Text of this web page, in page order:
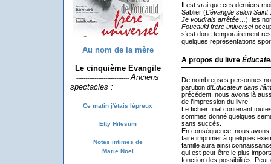
Au nom de la mère
Le cinquième Evangile
-----------------------------Anciens
spectacles : ----------------------------
-
Ce matin j'étais lépreux
Etty Hilesum
Notes intimes de
Marie Noël
Il est vrai que ces derniers
Sablier (L’évangile selon
Je voudrais arrêtée…), les
Foucauld frère universel
s’est donc temporairement
quelques représentations
A propos du livre
De nombreuses personnes
parution d’Éducateur dans
précédent, nous avons là
de l’impression du livre.
Le fichier final contenant
sommes donné quelques
sans succès.
En conséquence, nous
faire imprimer à quelques
famille aura ainsi
qui est peut-être le plus
fonction des possibilités.